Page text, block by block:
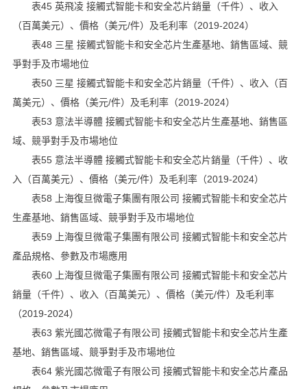
表45 英飛凌 接觸式智能卡和安全芯片銷量（千件）、收入
（百萬美元）、價格（美元/件）及毛利率（2019-2024）
表48 三星 接觸式智能卡和安全芯片生產基地、銷售區域、競
爭對手及市場地位
表50 三星 接觸式智能卡和安全芯片銷量（千件）、收入（百
萬美元）、價格（美元/件）及毛利率（2019-2024）
表53 意法半導體 接觸式智能卡和安全芯片生產基地、銷售區
域、競爭對手及市場地位
表55 意法半導體 接觸式智能卡和安全芯片銷量（千件）、收
入（百萬美元）、價格（美元/件）及毛利率（2019-2024）
表58 上海復旦微電子集團有限公司 接觸式智能卡和安全芯片
生產基地、銷售區域、競爭對手及市場地位
表59 上海復旦微電子集團有限公司 接觸式智能卡和安全芯片
產品規格、參數及市場應用
表60 上海復旦微電子集團有限公司 接觸式智能卡和安全芯片
銷量（千件）、收入（百萬美元）、價格（美元/件）及毛利率
（2019-2024）
表63 紫光國芯微電子有限公司 接觸式智能卡和安全芯片生產
基地、銷售區域、競爭對手及市場地位
表64 紫光國芯微電子有限公司 接觸式智能卡和安全芯片產品